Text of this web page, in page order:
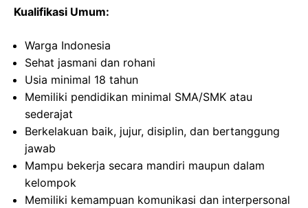
Kualifikasi Umum:
Warga Indonesia
Sehat jasmani dan rohani
Usia minimal 18 tahun
Memiliki pendidikan minimal SMA/SMK atau
sederajat
Berkelakuan baik, jujur, disiplin, dan bertanggung
jawab
Mampu bekerja secara mandiri maupun dalam
kelompok
Memiliki kemampuan komunikasi dan interpersonal